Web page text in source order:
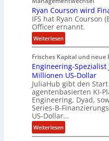
z
u
s
a
m
m
e
n
s
e
g
e
l
d
z
a
h
l
e
i
s
Ryan Courson wird
IFS hat Ryan Courson
Officer ernannt.
Weiterlesen:
R
y
a
n
C
o
u
s
o
Frisches Kapital und neue
Engineering-
Millionen US-Dollar
JuliaHub gibt den
agentenbasierten KI-
Engineering, Dyad,
Series-B-
US-Dollar…
Weiterlesen:
E